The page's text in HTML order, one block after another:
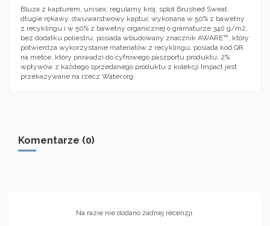
Bluza z kapturem, unisex, regularny krój, splot Brushed Sweat,
długie rękawy, dwuwarstwowy kaptur, wykonana w 50% z bawełny
z recyklingu i w 50% z bawełny organicznej o gramaturze 340 g/m2,
bez dodatku poliestru, posiada wbudowany znacznik AWARE™, który
potwierdza wykorzystanie materiałów z recyklingu, posiada kod QR
na metce, który prowadzi do cyfrowego paszportu produktu, 2%
wpływów z każdego sprzedanego produktu z kolekcji Impact jest
przekazywane na rzecz Water.org
Komentarze (0)
Na razie nie dodano żadnej recenzji.